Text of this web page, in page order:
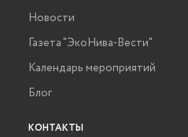
Новости
Газета "ЭкоНива-Вести"
Календарь мероприятий
Блог
КОНТАКТЫ